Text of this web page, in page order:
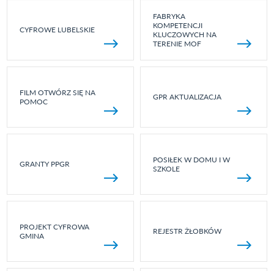
CYFROWE LUBELSKIE
FABRYKA
KOMPETENCJI
KLUCZOWYCH NA
TERENIE MOF
FILM OTWÓRZ SIĘ NA
POMOC
GPR AKTUALIZACJA
GRANTY PPGR
POSIŁEK W DOMU I W
SZKOLE
PROJEKT CYFROWA
GMINA
REJESTR ŻŁOBKÓW